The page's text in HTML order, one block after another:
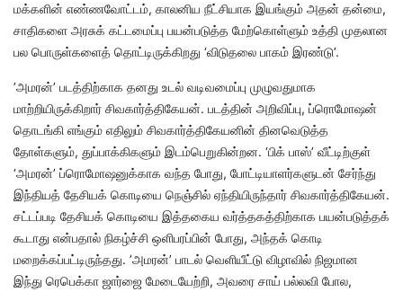
மக்களின் எண்ணவோட்டம், காலனிய நீட்சியாக இயங்கும் அதன் தன்மை,
சாதிகளை அரசுக் கட்டமைப்பு பயன்படுத்த மேற்கொள்ளும் உத்தி முதலான
பல பொருள்களைத் தொட்டிருக்கிறது ‘விடுதலை பாகம் இரண்டு’.
’அமரன்’ படத்திற்காக தனது உடல் வடிவமைப்பு முழுவதுமாக
மாற்றியிருக்கிறார் சிவகார்த்திகேயன். படத்தின் அறிவிப்பு, ப்ரொமோஷன்
தொடங்கி எங்கும் எதிலும் சிவகார்த்திகேயனின் தினவெடுத்த
தோள்களும், துப்பாக்கிகளும் இடம்பெறுகின்றன. ‘பிக் பாஸ்’ வீட்டிற்குள்
‘அமரன்’ ப்ரொமோஷனுக்காக வந்த போது, போட்டியாளர்களுடன் சேர்ந்து
இந்தியத் தேசியக் கொடியை நெஞ்சில் ஏந்தியிருந்தார் சிவகார்த்திகேயன்.
சட்டப்படி தேசியக் கொடியை இத்தகைய வர்த்தகத்திற்காக பயன்படுத்தக்
கூடாது என்பதால் நிகழ்ச்சி ஒளிபரப்பின் போது, அந்தக் கொடி
மறைக்கப்பட்டிருந்தது. ’அமரன்’ பாடல் வெளியீட்டு விழாவில் நிஜமான
இந்து ரெபெக்கா ஜார்ஜை மேடையேற்றி, அவரை சாய் பல்லவி போல,